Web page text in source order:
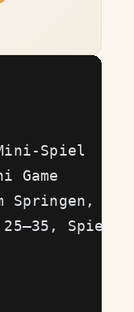
Spiel
Game
Springen,
Spielen